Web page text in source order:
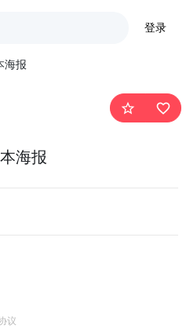
登录
star_outline favorite_border
海报
议